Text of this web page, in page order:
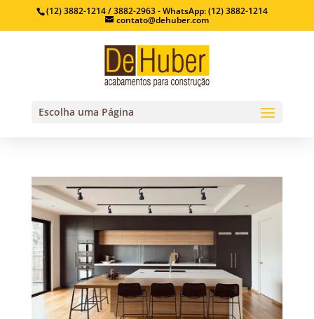
(12) 3882-1214 / 3882-2963 - WhatsApp: (12) 3882-1214
contato@dehuber.com
Escolha uma Página